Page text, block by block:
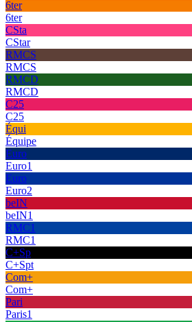
6ter
6ter
CSta
CStar
RMCS
RMCS
RMCD
RMCD
C25
C25
Équi
Équipe
Euro
Euro1
Euro
Euro2
beIN
beIN1
RMC1
RMC1
C+Sp
C+Spt
Com+
Com+
Pari
Paris1